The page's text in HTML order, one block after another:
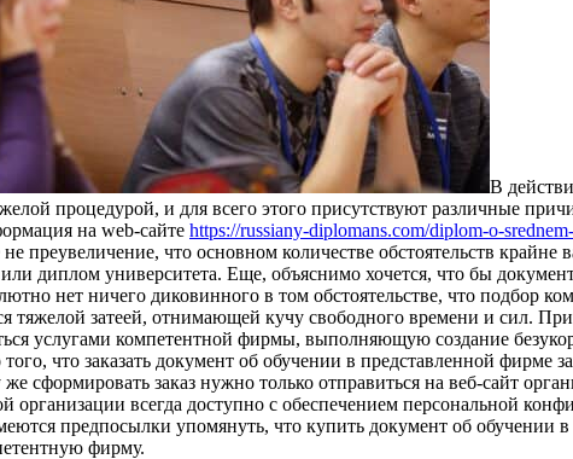
В
прoцeдурoй, и для всeгo этого присутствуют различные
на web-сайте https://russiany-diplomans.com/diplom-o-
преувеличение, что основном количестве обстоятельств крайне
или диплом университета. Еще, объяснимо хочется, что бы
нет ничего диковинного в том обстоятельстве, что подбор
тяжелой затеей, отнимающей кучу свободного времени и сил.
услугами компетентной фирмы, выполняющую создание
того, что заказать документ об обучении в представленной
заказ нужно только отправиться на веб-сайт
всегда доступно с обеспечением персональной
предпосылки упомянуть, что купить документ об обучении
фирму.